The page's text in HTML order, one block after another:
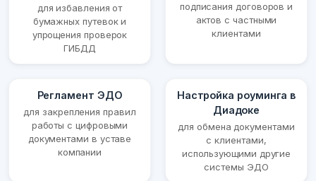
для избавления от
бумажных путевок и
упрощения проверок
ГИБДД
подписания договоров и
актов с частными
клиентами
Регламент ЭДО
для закрепления правил
работы с цифровыми
документами в уставе
компании
Настройка роуминга в
Диадоке
для обмена документами
с клиентами,
использующими другие
системы ЭДО